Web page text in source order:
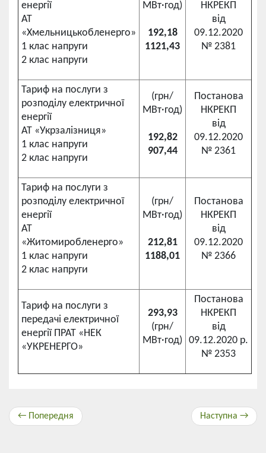
енергії
АТ
«Хмельницькобленерго»
1 клас напруги
2 клас напруги
МВт·год)
192,18
1121,43
НКРЕКП
від
09.12.2020
№ 2381
Тариф на послуги з
розподілу електричної
енергії
АТ «Укрзалізниця»
1 клас напруги
2 клас напруги
(грн/
МВт·год)
192,82
907,44
Постанова
НКРЕКП
від
09.12.2020
№ 2361
Тариф на послуги з
розподілу електричної
енергії
АТ
«Житомиробленерго»
1 клас напруги
2 клас напруги
(грн/
МВт·год)
212,81
1188,01
Постанова
НКРЕКП
від
09.12.2020
№ 2366
Тариф на послуги з
передачі електричної
енергії ПРАТ «НЕК
«УКРЕНЕРГО»
293,93
(грн/
МВт·год)
Постанова
НКРЕКП
від
09.12.2020 р.
№ 2353
← Попередня Наступна →